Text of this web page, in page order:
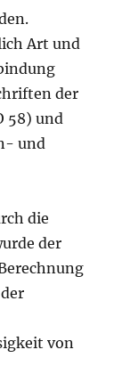
Art und
der
58) und
und
die
der
von